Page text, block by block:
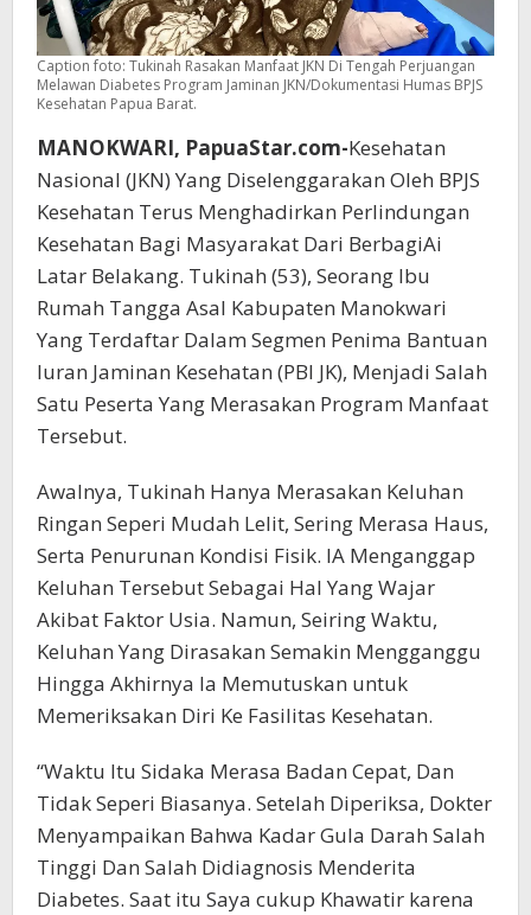
Caption foto: Tukinah Rasakan Manfaat JKN Di Tengah Perjuangan
Melawan Diabetes Program Jaminan JKN/Dokumentasi Humas BPJS
Kesehatan Papua Barat.
MANOKWARI, PapuaStar.com-Kesehatan
Nasional (JKN) Yang Diselenggarakan Oleh BPJS
Kesehatan Terus Menghadirkan Perlindungan
Kesehatan Bagi Masyarakat Dari BerbagiAi
Latar Belakang. Tukinah (53), Seorang Ibu
Rumah Tangga Asal Kabupaten Manokwari
Yang Terdaftar Dalam Segmen Penima Bantuan
Iuran Jaminan Kesehatan (PBI JK), Menjadi Salah
Satu Peserta Yang Merasakan Program Manfaat
Tersebut.
Awalnya, Tukinah Hanya Merasakan Keluhan
Ringan Seperi Mudah Lelit, Sering Merasa Haus,
Serta Penurunan Kondisi Fisik. IA Menganggap
Keluhan Tersebut Sebagai Hal Yang Wajar
Akibat Faktor Usia. Namun, Seiring Waktu,
Keluhan Yang Dirasakan Semakin Mengganggu
Hingga Akhirnya Ia Memutuskan untuk
Memeriksakan Diri Ke Fasilitas Kesehatan.
“Waktu Itu Sidaka Merasa Badan Cepat, Dan
Tidak Seperi Biasanya. Setelah Diperiksa, Dokter
Menyampaikan Bahwa Kadar Gula Darah Salah
Tinggi Dan Salah Didiagnosis Menderita
Diabetes. Saat itu Saya cukup Khawatir karena